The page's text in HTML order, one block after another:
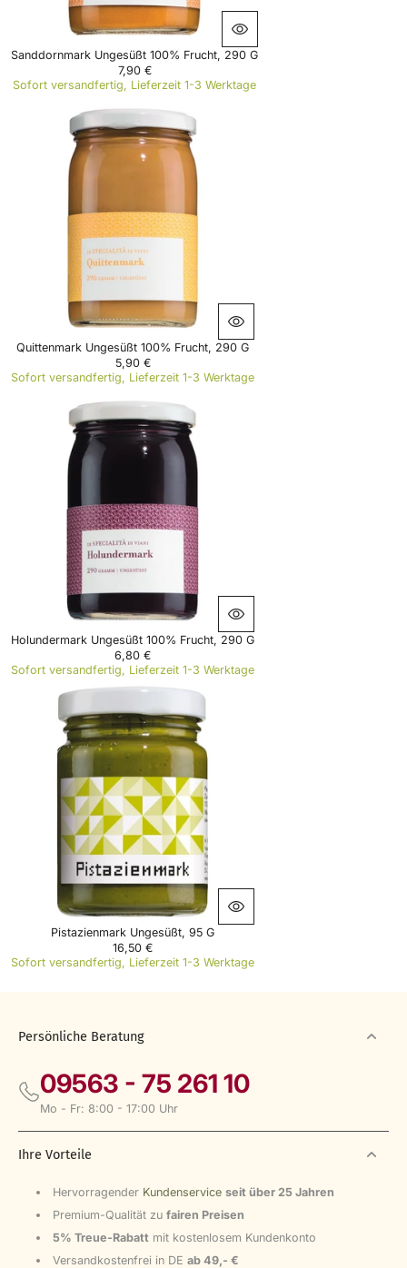
0
€
Sanddornmark Ungesüßt 100% Frucht, 290 G
R
E
G
U
L
I
C
E
7
,
0
€
7,90 €
Sofort versandfertig, Lieferzeit 1-3 Werktage
Quittenmark Ungesüßt 100% Frucht, 290 G
R
E
G
U
I
C
E
5
,
€
5,90 €
Sofort versandfertig, Lieferzeit 1-3 Werktage
Holundermark Ungesüßt 100% Frucht, 290 G
R
E
U
L
A
R
R
I
C
E
6
,
8
€
6,80 €
Sofort versandfertig, Lieferzeit 1-3 Werktage
Pistazienmark Ungesüßt, 95 G
R
E
A
R
I
C
€
16,50 €
Sofort versandfertig, Lieferzeit 1-3 Werktage
Persönliche Beratung
09563 - 75 261 10
Mo - Fr: 8:00 - 17:00 Uhr
Ihre Vorteile
Hervorragender Kundenservice seit über 25 Jahren
Premium-Qualität zu fairen Preisen
5% Treue-Rabattmit kostenlosem Kundenkonto
Versandkostenfrei in DE ab 49,- €